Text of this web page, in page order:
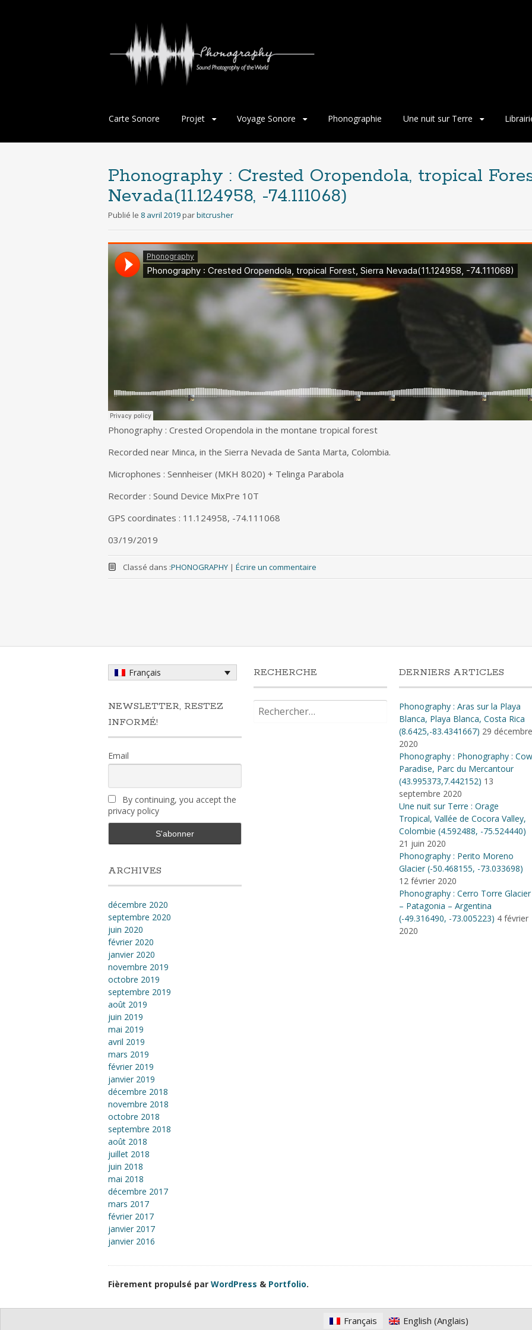
Aller
contenu
Carte Sonore Projet Voyage Sonore Phonographie Une nuit sur Terre
Phonography : Crested Oropendola, tropical
Nevada(11.124958, -74.111068)
Publié le 8 avril 2019 parbitcrusher
Phonography : Crested Oropendola in the montane tropical forest
Recorded near Minca, in the Sierra Nevada de Santa Marta, Colombia.
Microphones : Sennheiser (MKH 8020) + Telinga Parabola
Recorder : Sound Device MixPre 10T
GPS coordinates : 11.124958, -74.111068
03/19/2019
Classé dans :PHONOGRAPHY | Écrire un commentaire
au
sein
des
articles
Français
NEWSLETTER, RESTEZ
INFORMÉ!
Email
By continuing, you accept the
privacy policy
ARCHIVES
décembre 2020
septembre 2020
juin 2020
février 2020
janvier 2020
novembre 2019
octobre 2019
septembre 2019
août 2019
juin 2019
mai 2019
avril 2019
mars 2019
février 2019
janvier 2019
décembre 2018
novembre 2018
octobre 2018
septembre 2018
août 2018
juillet 2018
juin 2018
mai 2018
décembre 2017
mars 2017
février 2017
janvier 2017
janvier 2016
RECHERCHE DERNIERS ARTICLES
Phonography : Aras sur la Playa
Blanca, Playa Blanca, Costa Rica
(8.6425,-83.4341667) 29 décembre
2020
Phonography : Phonography : Cow
Paradise, Parc du Mercantour
(43.995373,7.442152) 13
septembre 2020
Une nuit sur Terre : Orage
Tropical, Vallée de Cocora Valley,
Colombie (4​.​592488, -75​.​524440)
21 juin 2020
Phonography : Perito Moreno
Glacier (-50.468155, -73.033698)
12 février 2020
Phonography : Cerro Torre Glacier
– Patagonia – Argentina
(-49.316490, -73.005223) 4 février
2020
Fièrement propulsé par WordPress & Portfolio.
Français English (Anglais)